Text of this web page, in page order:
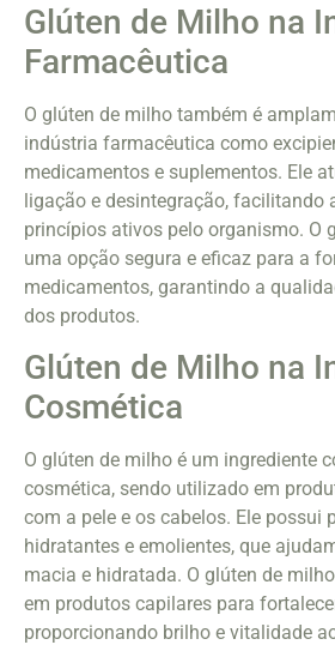
Glúten de Milho na
Farmacêutica
O glúten de milho também é
indústria farmacêutica como
medicamentos e suplementos. Ele
ligação e desintegração, facilitando
princípios ativos pelo organismo. O
uma opção segura e eficaz para a
medicamentos, garantindo a
dos produtos.
Glúten de Milho na
Cosmética
O glúten de milho é um ingrediente
cosmética, sendo utilizado em
com a pele e os cabelos. Ele possui
hidratantes e emolientes, que
macia e hidratada. O glúten de
em produtos capilares para
proporcionando brilho e vitalidade